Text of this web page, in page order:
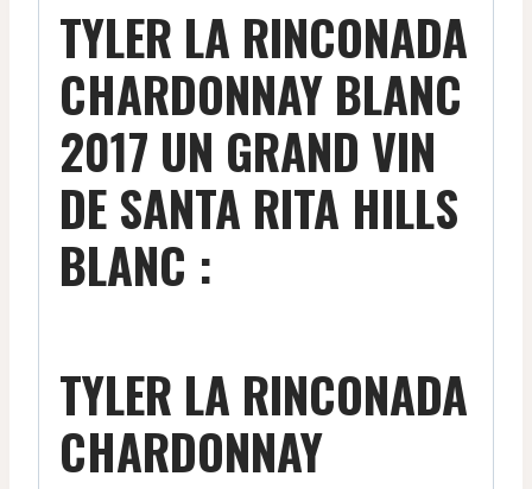
TYLER LA RINCONADA
CHARDONNAY BLANC
2017 UN GRAND VIN
DE SANTA RITA HILLS
BLANC :
TYLER LA RINCONADA
CHARDONNAY